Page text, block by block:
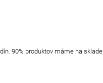
90% produktov máme na sklade